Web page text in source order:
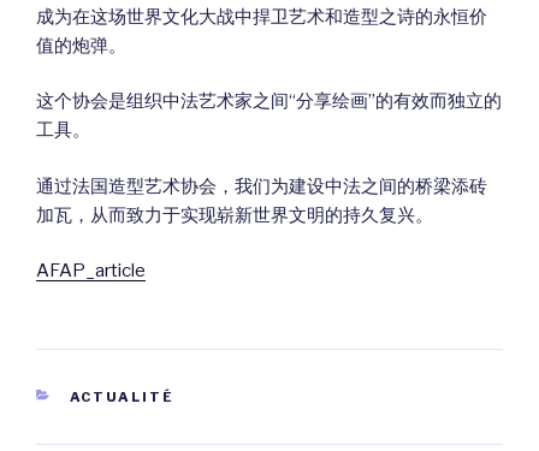
成为在这场世界文化大战中捍卫艺术和造型之诗的永恒价
值的炮弹。
这个协会是组织中法艺术家之间“分享绘画”的有效而独立的
工具。
通过法国造型艺术协会，我们为建设中法之间的桥梁添砖
加瓦，从而致力于实现崭新世界文明的持久复兴。
AFAP_article
CATÉGORIES
ACTUALITÉ